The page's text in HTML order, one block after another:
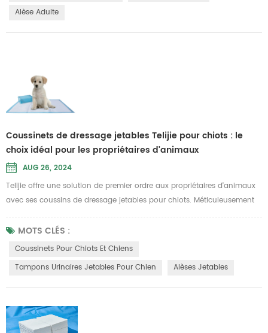
Alèse Adulte
Coussinets de dressage jetables Telijie pour chiots : le
choix idéal pour les propriétaires d'animaux
AUG 26, 2024
Telijie offre une solution de premier ordre aux propriétaires d'animaux
avec ses coussins de dressage jetables pour chiots. Méticuleusement
conçus pour être à la fois pratiques et efficaces, ces coussinets aident
à maintenir un environnement intérieur propre et sans odeur pendant
l'entraînement de votre chiot. Caractéristiques et avantages du produit
MOTS CLÉS :
Coussinets Pour Chiots Et Chiens
Tampons Urinaires Jetables Pour Chien
Alèses Jetables